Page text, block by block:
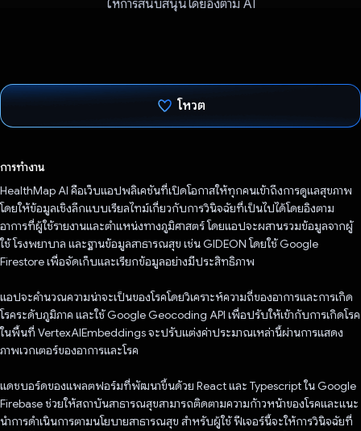
ให้การสนับสนุนโดยอิงตาม AI
โหวต
การทำงาน
HealthMap AI คือเว็บแอปพลิเคชันที่เปิดโอกาสให้ทุกคนเข้าถึงการดูแลสุขภาพ
โดยให้ข้อมูลเชิงลึกแบบเรียลไทม์เกี่ยวกับการวินิจฉัยที่เป็นไปได้โดยอิงตาม
อาการที่ผู้ใช้รายงานและตำแหน่งทางภูมิศาสตร์ โดยแอปจะผสานรวมข้อมูลจากผู้
ใช้ โรงพยาบาล และฐานข้อมูลสาธารณสุข เช่น GIDEON โดยใช้ Google
Firestore เพื่อจัดเก็บและเรียกข้อมูลอย่างมีประสิทธิภาพ
แอปจะคํานวณความน่าจะเป็นของโรคโดยวิเคราะห์ความถี่ของอาการและการเกิด
โรคระดับภูมิภาค และใช้ Google Geocoding API เพื่อปรับให้เข้ากับการเกิดโรค
ในพื้นที่ VertexAIEmbeddings จะปรับแต่งค่าประมาณเหล่านี้ผ่านการแสดง
ภาพเวกเตอร์ของอาการและโรค
แดชบอร์ดของแพลตฟอร์มที่พัฒนาขึ้นด้วย React และ Typescript ใน Google
Firebase ช่วยให้สถาบันสาธารณสุขสามารถติดตามความก้าวหน้าของโรคและแนะ
นําการดําเนินการตามนโยบายสาธารณสุข สำหรับผู้ใช้ ฟีเจอร์นี้จะให้การวินิจฉัยที่